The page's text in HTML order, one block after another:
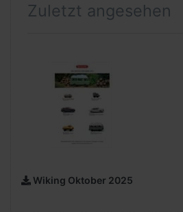
Zuletzt angesehen
Wiking Oktober 2025